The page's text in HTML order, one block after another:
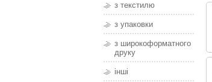
з текстилю
з упаковки
з широкоформатного
друку
інші